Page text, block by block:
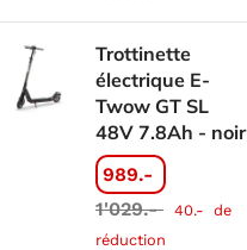
Trottinette
électrique E-
Twow GT SL
48V 7.8Ah - noir
989.-
1'029.- 40.- de
réduction